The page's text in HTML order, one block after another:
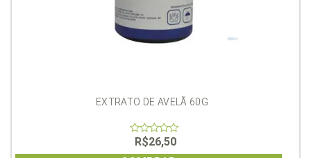
EXTRATO DE AVELÃ 60G
R$26,50